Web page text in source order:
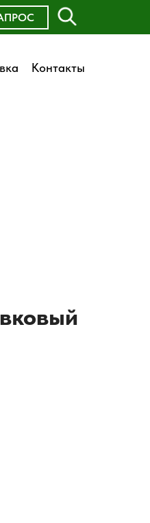
Контакты
Контакты